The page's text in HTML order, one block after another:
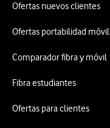
Ofertas nuevos clientes
Ofertas portabilidad móvil
Comparador fibra y móvil
Fibra estudiantes
Ofertas para clientes